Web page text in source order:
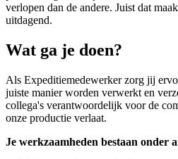
verlopen dan de andere. Juist dat
uitdagend.
Wat ga je doen?
Als Expeditiemedewerker zorg jij
juiste manier worden verwerkt en
collega's verantwoordelijk voor de
onze productie verlaat.
Je werkzaamheden bestaan onder